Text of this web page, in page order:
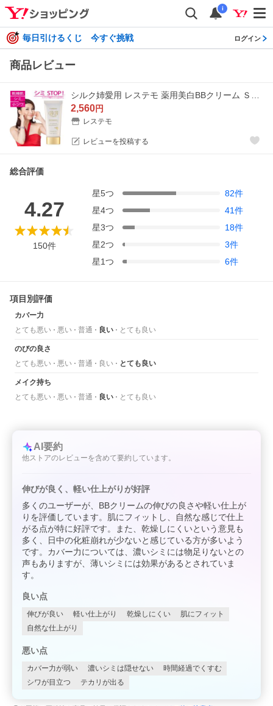
i
毎日引けるくじ 今すぐ挑戦 ログイン
商品レビュー
2,560円
レステモ
レビューを投稿する
総合評価
4.27
150件
星5つ 82件
星4つ 41件
星3つ 18件
星2つ 3件
星1つ 6件
項目別評価
カバー力
とても悪い
悪い 普通 良い とても良い
のびの良さ
とても悪い
悪い 普通 良い とても良い
メイク持ち
とても悪い
悪い 普通 良い とても良い
AI要約
他ストアのレビューを含めて要約しています。
伸びが良く、軽い仕上がりが好評
多くのユーザーが、BBクリームの伸びの良さや軽い仕上が
りを評価しています。肌にフィットし、自然な感じで仕上
がる点が特に好評です。また、乾燥しにくいという意見も
多く、日中の化粧崩れが少ないと感じている方が多いよう
です。カバー力については、濃いシミには物足りないとの
声もありますが、薄いシミには効果があるとされていま
す。
良い点
伸びが良い 軽い仕上がり 乾燥しにくい
肌にフィット
自然な仕上がり
悪い点
カバー力が弱い 濃いシミは隠せない
時間経過でくすむ
シワが目立つ
テカリが出る